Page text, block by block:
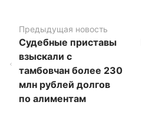
Предыдущая новость
Судебные приставы
взыскали с
тамбовчан более 230
млн рублей долгов
по алиментам